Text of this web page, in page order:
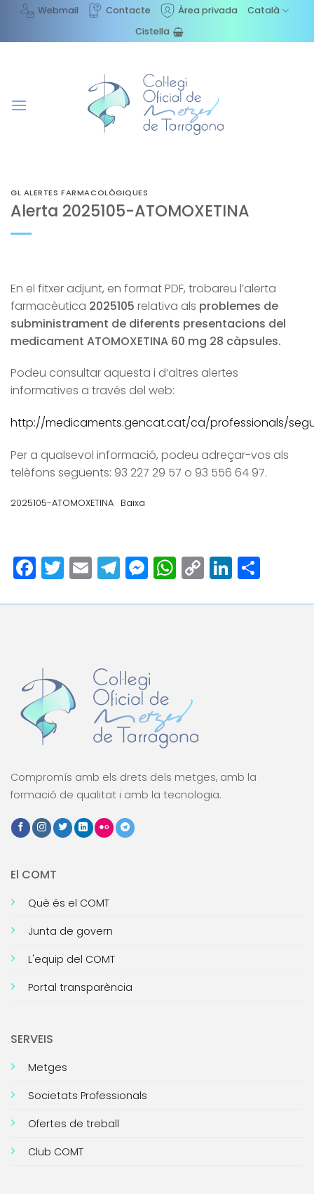
content
Webmail Contacte Àrea privada
Català
Cistella
GL ALERTES FARMACOLÒGIQUES
Alerta 2025105-ATOMOXETINA
En el fitxer adjunt, en format PDF, trobareu l’alerta
farmacèutica 2025105 relativa als problemes de
subministrament de diferents presentacions del
medicament ATOMOXETINA 60 mg 28 càpsules.
Podeu consultar aquesta i d’altres alertes
informatives a través del web:
http://medicaments.gencat.cat/ca/professionals/
Per a qualsevol informació, podeu adreçar-vos als
telèfons següents: 93 227 29 57 o 93 556 64 97.
2025105-ATOMOXETINA Baixa
Facebook
Twitter
EmailTelegram
Messenger
WhatsApp
Copy
Link
Compromís amb els drets dels metges, amb la
formació de qualitat i amb la tecnologia.
El COMT
Què és el COMT
Junta de govern
L'equip del COMT
Portal transparència
SERVEIS
Metges
Societats Professionals
Ofertes de treball
Club COMT